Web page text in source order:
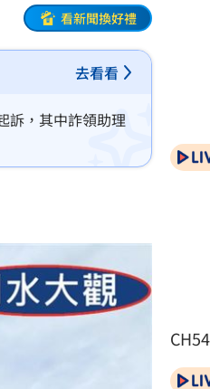
看新聞換好禮
去看看
訴，其中詐領助理